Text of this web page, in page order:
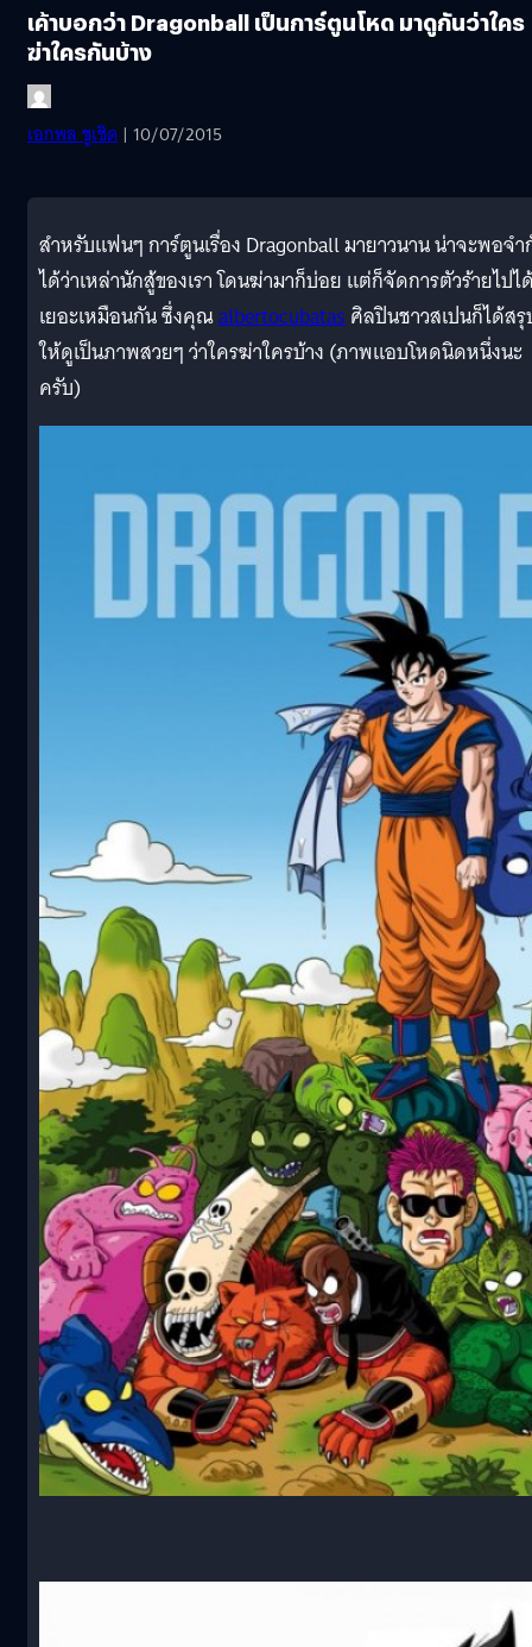
เค้าบอกว่า Dragonball เป็นการ์ตูนโหด มาดูกันว่าใคร
ฆ่าใครกันบ้าง
เอกพล ชูเชิด | 10/07/2015
สำหรับแฟนๆ การ์ตูนเรื่อง Dragonball มายาวนาน น่าจะพอจ
ได้ว่าเหล่านักสู้ของเรา โดนฆ่ามาก็บ่อย แต่ก็จัดการตัวร้ายไปไ
เยอะเหมือนกัน ซึ่งคุณalbertocubatasศิลปินชาวสเปนก็ได้ส
ให้ดูเป็นภาพสวยๆ ว่าใครฆ่าใครบ้าง (ภาพแอบโหดนิดหนึ่งนะ
ครับ)